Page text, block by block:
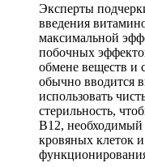
Эксперты
введения
максимальной
побочных
обмене веществ и
обычно вводится
использовать
стерильность,
B12, необходимый
кровяных клеток